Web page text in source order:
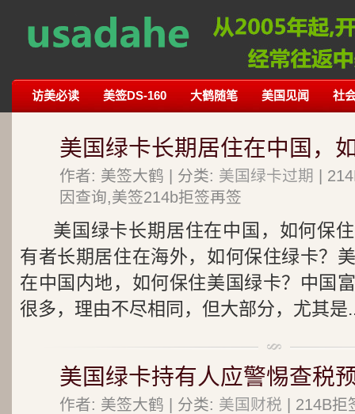
访美必读 美签DS-160 大鹤随笔 美国见闻 社
美国绿卡长期居住在中国，
作者: 美签大鹤 | 分类: 美国绿卡过期
|
因查询,美签214b拒签再签
美国绿卡长期居住在中国，如何保
有者长期居住在海外，如何保住绿卡？
在中国内地，如何保住美国绿卡？中国
很多，理由不尽相同，但大部分，尤其是
美国绿卡持有人应警惕查税
作者: 美签大鹤 | 分类: 美国财税 | 214B